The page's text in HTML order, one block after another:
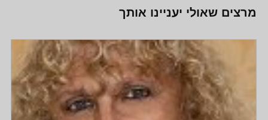
מרצים שאולי יעניינו אותך